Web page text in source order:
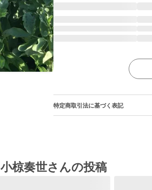
特定商取引法に基づく表記
小椋奏世さんの投稿